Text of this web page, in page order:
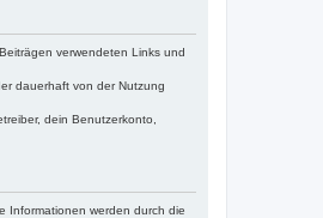
verwendeten Links und
dauerhaft von der Nutzung
dein Benutzerkonto,
Informationen werden durch die